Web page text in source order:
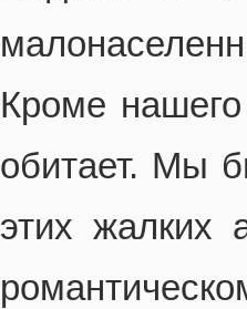
Кроме
обитает. Мы
этих жалких